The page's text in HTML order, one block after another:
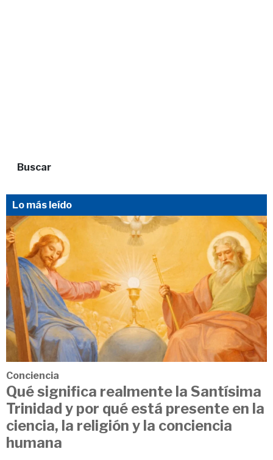
Buscar
Lo más leído
Conciencia
Qué significa realmente la Santísima
Trinidad y por qué está presente en la
ciencia, la religión y la conciencia
humana